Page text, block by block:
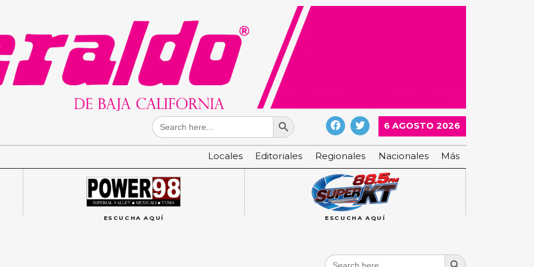
Search
for:
Search Button
6 AGOSTO 2026
Locales Editoriales Regionales Nacionales Más
ESCUCHA AQUÍ ESCUCHA AQUÍ
Search
Search Button